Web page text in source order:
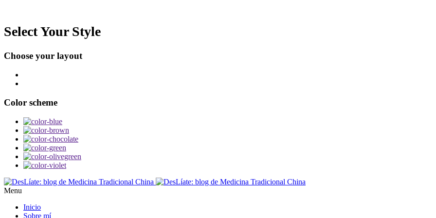
Select Your Style
Choose your layout
Color scheme
Menu
Inicio
Sobre mí